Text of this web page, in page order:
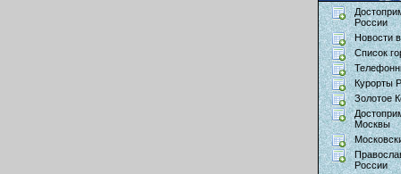
России
Новости
Список
Курорты
Золотое
Москвы
России